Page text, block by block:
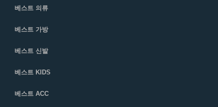
베스트 의류
베스트 가방
베스트 신발
베스트 KIDS
베스트 ACC